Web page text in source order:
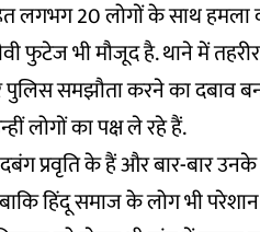
लगभग 20 लोगों के साथ हमला
फुटेज भी मौजूद है. थाने में
समझौता करने का दबाव बना
लोगों का पक्ष ले रहे हैं.
प्रवृति के हैं और बार-बार
हिंदू समाज के लोग भी